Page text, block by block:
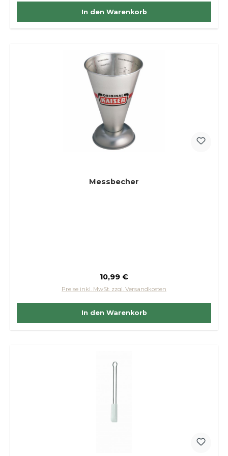
In den Warenkorb
Messbecher
Regulärer Preis:
10,99 €
Preise inkl. MwSt. zzgl. Versandkosten
In den Warenkorb